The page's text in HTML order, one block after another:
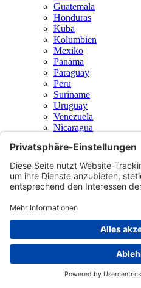
Guatemala
Honduras
Kuba
Kolumbien
Mexiko
Panama
Paraguay
Peru
Suriname
Uruguay
Venezuela
Nicaragua